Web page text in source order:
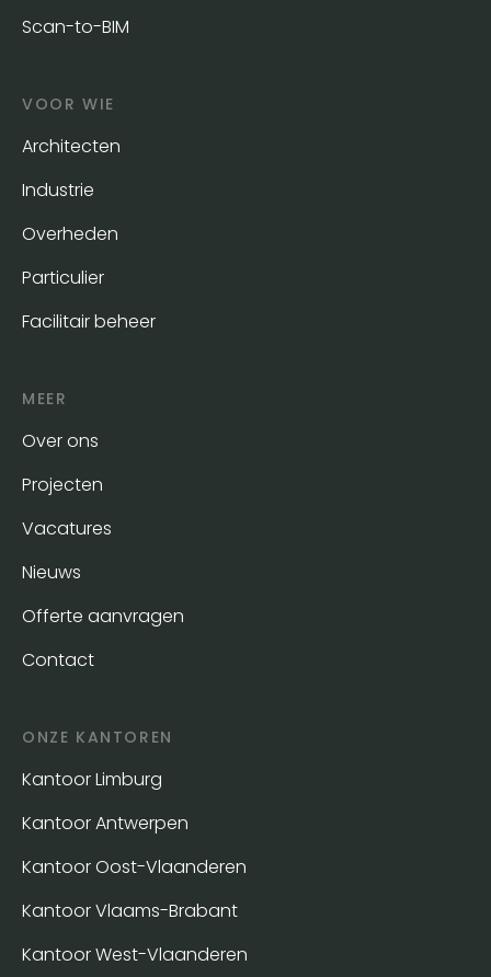
Scan-to-BIM
VOOR WIE
Architecten
Industrie
Overheden
Particulier
Facilitair beheer
MEER
Over ons
Projecten
Vacatures
Nieuws
Offerte aanvragen
Contact
ONZE KANTOREN
Kantoor Limburg
Kantoor Antwerpen
Kantoor Oost-Vlaanderen
Kantoor Vlaams-Brabant
Kantoor West-Vlaanderen